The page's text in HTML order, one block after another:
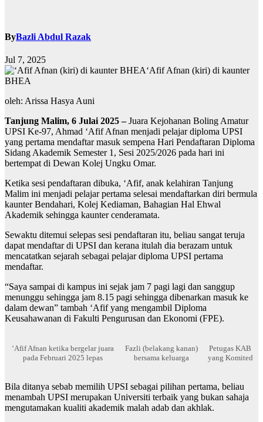
ByBazli Abdul Razak
Jul 7, 2025
‘Afif Afnan (kiri) di kaunter
BHEA
oleh: Arissa Hasya Auni
Tanjung Malim, 6 Julai 2025 –Juara Kejohanan Boling Amatur
UPSI Ke-97, Ahmad ‘Afif Afnan menjadi pelajar diploma UPSI
yang pertama mendaftar masuk sempena Hari Pendaftaran Diploma
Sidang Akademik Semester 1, Sesi 2025/2026 pada hari ini
bertempat di Dewan Kolej Ungku Omar.
Ketika sesi pendaftaran dibuka, ‘Afif, anak kelahiran Tanjung
Malim ini menjadi pelajar pertama selesai mendaftarkan diri bermula
kaunter Bendahari, Kolej Kediaman, Bahagian Hal Ehwal
Akademik sehingga kaunter cenderamata.
Sewaktu ditemui selepas sesi pendaftaran itu, beliau sangat teruja
dapat mendaftar di UPSI dan kerana itulah dia berazam untuk
mencatatkan sejarah sebagai pelajar diploma UPSI pertama
mendaftar.
“Saya sampai di kampus ini sejak jam 7 pagi lagi dan sanggup
menunggu sehingga jam 8.15 pagi sehingga dibenarkan masuk ke
dalam dewan” tambah ‘Afif yang mengambil Diploma
Keusahawanan di Fakulti Pengurusan dan Ekonomi (FPE).
‘Afif Afnan ketika bergelar juara
pada Februari 2025 lepas
Fazli (belakang kanan)
bersama keluarga
Petugas KAB
yang Komited
Bila ditanya sebab memilih UPSI sebagai pilihan pertama, beliau
menambah UPSI merupakan Universiti terbaik yang bukan sahaja
mengutamakan kualiti akademik malah adab dan akhlak.